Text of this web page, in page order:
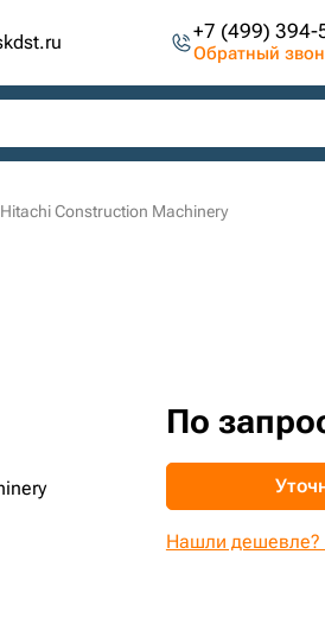
+7 (499) 394-
Обратный
Construction Machinery
По
Нашли дешевле?